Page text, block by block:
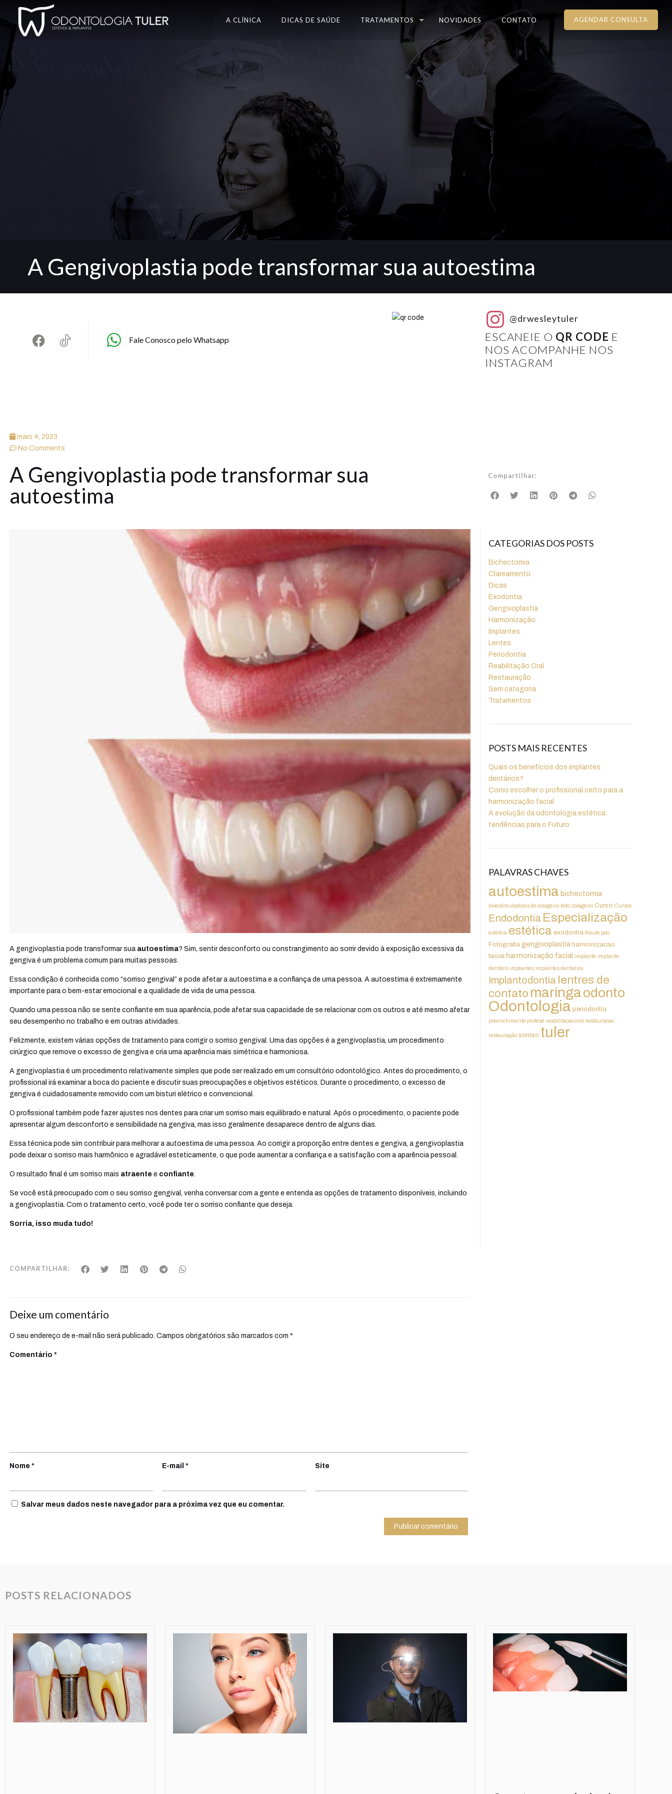
A CLÍNICA DICAS DE SAÚDE TRATAMENTOS NOVIDADES CONTATO AGENDAR CONSULTA
A Gengivoplastia pode transformar sua autoestima
Fale Conosco pelo Whatsapp
@drwesleytuler
ESCANEIE O QR CODE E
NOS ACOMPANHE NOS
INSTAGRAM
maio 4, 2023
No Comments
A Gengivoplastia pode transformar sua
autoestima
Compartilhar:
A gengivoplastia pode transformar sua autoestima? Sim, sentir desconforto ou constrangimento ao sorrir devido à exposição excessiva da
gengiva é um problema comum para muitas pessoas.
Essa condição é conhecida como “sorriso gengival” e pode afetar a autoestima e a confiança de uma pessoa. A autoestima é extremamente
importante para o bem-estar emocional e a qualidade de vida de uma pessoa.
Quando uma pessoa não se sente confiante em sua aparência, pode afetar sua capacidade de se relacionar com os outros e até mesmo afetar
seu desempenho no trabalho e em outras atividades.
Felizmente, existem várias opções de tratamento para corrigir o sorriso gengival. Uma das opções é a gengivoplastia, um procedimento
cirúrgico que remove o excesso de gengiva e cria uma aparência mais simétrica e harmoniosa.
A gengivoplastia é um procedimento relativamente simples que pode ser realizado em um consultório odontológico. Antes do procedimento, o
profissional irá examinar a boca do paciente e discutir suas preocupações e objetivos estéticos. Durante o procedimento, o excesso de
gengiva é cuidadosamente removido com um bisturi elétrico e convencional.
O profissional também pode fazer ajustes nos dentes para criar um sorriso mais equilibrado e natural. Após o procedimento, o paciente pode
apresentar algum desconforto e sensibilidade na gengiva, mas isso geralmente desaparece dentro de alguns dias.
Essa técnica pode sim contribuir para melhorar a autoestima de uma pessoa. Ao corrigir a proporção entre dentes e gengiva, a gengivoplastia
pode deixar o sorriso mais harmônico e agradável esteticamente, o que pode aumentar a confiança e a satisfação com a aparência pessoal.
O resultado final é um sorriso mais atraentee confiante
Se você está preocupado com o seu sorriso gengival, venha conversar com a gente e entenda as opções de tratamento disponíveis, incluindo
a gengivoplastia. Com o tratamento certo, você pode ter o sorriso confiante que deseja.
Sorria, isso muda tudo!
CATEGORIAS DOS POSTS
Bichectomia
Clareamento
Dicas
Exodontia
Gengivoplastia
Harmonização
Implantes
Lentes
Periodontia
Reabilitação Oral
Restauração
Sem categoria
Tratamentos
POSTS MAIS RECENTES
Quais os benefícios dos implantes
dentários?
Como escolher o profissional certo para a
harmonização facial
A evolução da odontologia estética:
tendências para o Futuro
PALAVRAS CHAVES
autoestima bichectomia
bioestimuladores de colageno boto colageno Curso Cursos
Endodontia Especialização
estetica estética exodontia fios de pdo
Fotografia gengivoplastia harmonizacao
facial harmonização facial implante implante
dentário implantes implantes dentarios
Implantodontia lentres de
contato maringaodonto
Odontologia periodontia
preenchimento protese reabilitacao oral restauracao
restauração sorriso tuler
COMPARTILHAR:
Deixe um comentário
O seu endereço de e-mail não será publicado. Campos obrigatórios são marcados com*
Comentário*
Nome* E-mail* Site
Salvar meus dados neste navegador para a próxima vez que eu comentar.
POSTS RELACIONADOS